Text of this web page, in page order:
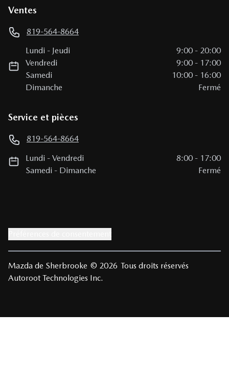
Ventes
819-564-8664
Lundi - Jeudi 9:00 - 20:00
Vendredi
9:00 - 17:00
Samedi
10:00 - 16:00
Dimanche
Fermé
Service et pièces
819-564-8664
Lundi -Vendredi 8:00 - 17:00
Samedi - Dimanche Fermé
Mazda de Sherbrooke © 2026 Tous droits réservés
Autoroot Technologies Inc.